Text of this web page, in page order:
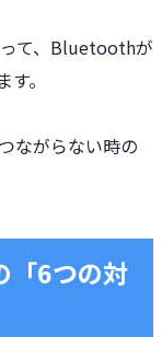
て、Bluetoothが
。
ながらない時の
「6つの対